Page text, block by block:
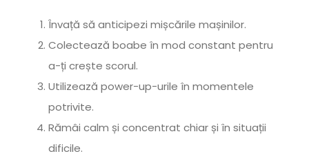
Învață să anticipezi mișcările mașinilor.
Colectează boabe în mod constant pentru
a-ți crește scorul.
Utilizează power-up-urile în momentele
potrivite.
Rămâi calm și concentrat chiar și în situații
dificile.